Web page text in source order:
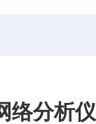
络分析仪